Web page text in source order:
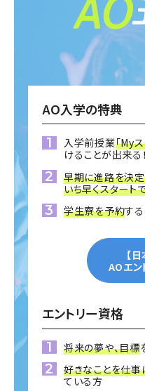
AO入学の特典
入学前授業「My
けることが出来る！
早期に進路を決定
いち早くスタート
学生寮を予約する
【
AOエン
エントリー資格
将来の夢や、目標
好きなことを仕事
ている方